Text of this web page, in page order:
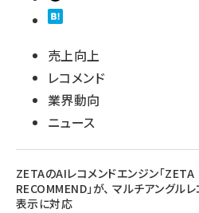
売上向上
レコメンド
業界動向
ニュース
ZETAのAIレコメンドエンジン「ZETA
RECOMMEND」が、 マルチアングル
表示に対応